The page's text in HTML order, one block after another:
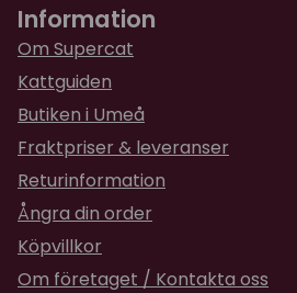
Information
Om Supercat
Kattguiden
Butiken i Umeå
Fraktpriser & leveranser
Returinformation
Ångra din order
Köpvillkor
Om företaget / Kontakta oss